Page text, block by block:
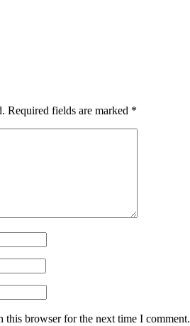
Required fields are marked *
this browser for the next time I comment.